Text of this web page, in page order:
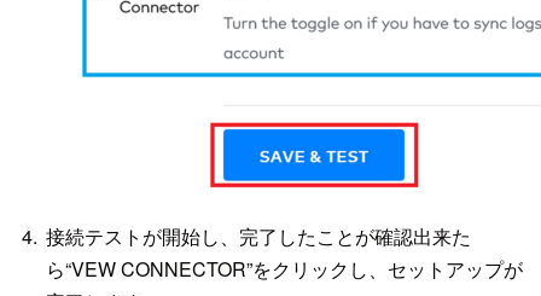
接続テストが開始し、完了したことが確認出来た
ら“VEW CONNECTOR”をクリックし、セットアップが